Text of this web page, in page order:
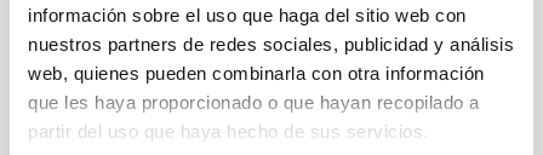
información sobre el uso que haga del sitio web con
nuestros partners de redes sociales, publicidad y análisis
web, quienes pueden combinarla con otra información
que les haya proporcionado o que hayan recopilado a
partir del uso que haya hecho de sus servicios.